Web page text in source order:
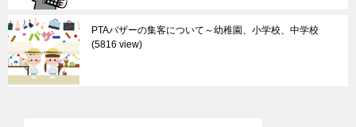
PTAバザーの集客について～幼稚園、小学校、中学校
5816 view